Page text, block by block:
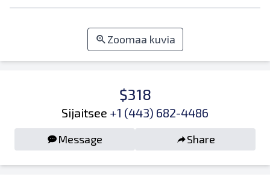
Zoomaa kuvia
$318
Sijaitsee +1 (443) 682-4486
Message Share